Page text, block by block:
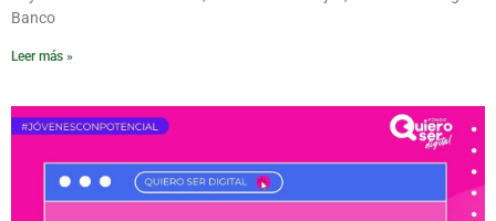
Banco
Leer más »